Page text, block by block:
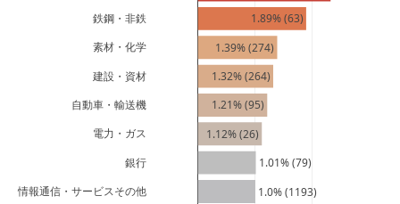
1.0% (1193)
1.01% (79)
1.12% (26)
1.21% (95)
1.32% (264)
1.39% (274)
1.89% (63)
情報通信・サービスその他
銀行
電力・ガス
自動車・輸送機
建設・資材
素材・化学
鉄鋼・非鉄